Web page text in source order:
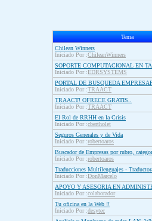
Tema
Chilean Winners
Iniciado Por :ChileanWinners
SOPORTE COMPUTACIONAL EN
Iniciado Por :EDRSYSTEMS
PORTAL DE BUSQUEDA
Iniciado Por :TRAACT
TRAACT! OFRECE GRATIS..
Iniciado Por :TRAACT
El Rol de RRHH en la Crisis
Iniciado Por :cbertholet
Seguros Generales y de Vida
Iniciado Por :robertoaros
Buscador de Empresas por rubro,
Iniciado Por :robertoaros
Traducciones Multilenguajes -
Iniciado Por :DonMarcelo
APOYO Y ASESORIA EN
Iniciado Por :colaborador
Tu oficina en la Web !!
Iniciado Por :desytec